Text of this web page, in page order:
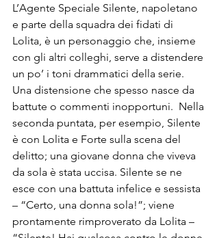
L’Agente Speciale Silente, napoletano
e parte della squadra dei fidati di
Lolita, è un personaggio che, insieme
con gli altri colleghi, serve a distendere
un po’ i toni drammatici della serie.
Una distensione che spesso nasce da
battute o commenti inopportuni.  Nella
seconda puntata, per esempio, Silente
è con Lolita e Forte sulla scena del
delitto; una giovane donna che viveva
da sola è stata uccisa. Silente se ne
esce con una battuta infelice e sessista
– “Certo, una donna sola!”; viene
prontamente rimproverato da Lolita –